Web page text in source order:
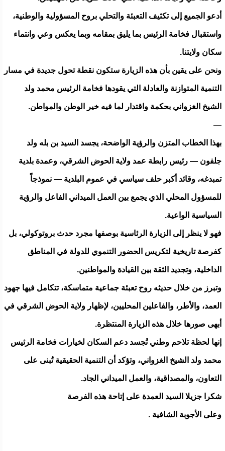
أدعو الجميع إلى تكثيف التعبئة والتحلي بروح المسؤولية والوطنية،
واستقبال فخامة الرئيس بما يليق بمقامه وبما يعكس وعي وانتماء
سكان ولايتنا.
ونحن على يقين بأن هذه الزيارة ستكون نقطة تحول جديدة في مسار
التنمية المتوازنة والعادلة التي يقودها فخامة الرئيس محمد ولد
الشيخ الغزواني بحكمة واقتدار لما فيه خير الوطن والمواطن.
—
بهذا الخطاب المتزن والرؤية الواضحة، يجسد السيد بن بله ولد
جلفون — رئيس رابطة عمد ولاية الحوض الشرقي، وعمدة بلدية
تمبدغه، وقائد أكبر حلف سياسي في عموم البلدية — نموذجاً
للمسؤول المحلي الذي يجمع بين العمل الميداني الفاعل والرؤية
السياسية الواعية.
فهو لا ينظر إلى الزيارة الرئاسية بوصفها مجرد حدث بروتوكولي، بل
كفرصة تاريخية لتكريس الحضور التنموي للدولة في المناطق
الداخلية، وتجديد الثقة بين القيادة والمواطنين.
وتبرز من خلال حديثه روح تعبئة جماعية متماسكة، تتكامل فيها جهود
العمد، والأطر، والفاعلين المحليين، لإظهار ولاية الحوض الشرقي في
أبهى صورها خلال هذه الزيارة المنتظرة.
إنها لحظة تلاحم وطني تُجسد دعم السكان لخيارات فخامة الرئيس
محمد ولد الشيخ الغزواني، وتؤكد أن التنمية الحقيقية تُبنى على
التعاون، والمصداقية، والعمل الميداني الجاد.
شكرا جزيلا السيد العمدة على إتاحة هذه الفرصة
وعلى الأجوبة الشافية .